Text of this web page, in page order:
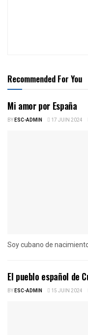
Recommended For You
Mi amor por España
BYESC-ADMIN 17 JUIN 2024
Soy cubano de
El pueblo español de
BYESC-ADMIN 15 JUIN 2024